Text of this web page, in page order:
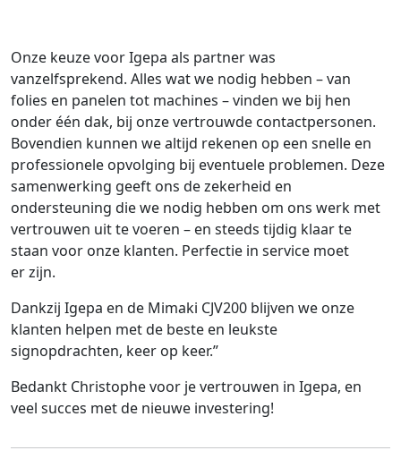
Onze keuze voor Igepa als partner was
vanzelfsprekend. Alles wat we nodig hebben – van
folies en panelen tot machines – vinden we bij hen
onder één dak, bij onze vertrouwde contactpersonen.
Bovendien kunnen we altijd rekenen op een snelle en
professionele opvolging bij eventuele problemen. Deze
samenwerking geeft ons de zekerheid en
ondersteuning die we nodig hebben om ons werk met
vertrouwen uit te voeren – en steeds tijdig klaar te
staan voor onze klanten. Perfectie in service moet
er zijn.
Dankzij Igepa en de Mimaki CJV200 blijven we onze
klanten helpen met de beste en leukste
signopdrachten, keer op keer.”
Bedankt Christophe voor je vertrouwen in Igepa, en
veel succes met de nieuwe investering!